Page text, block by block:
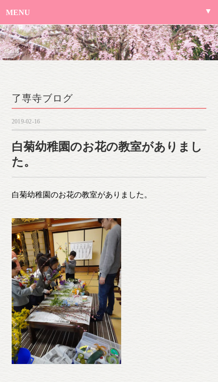
MENU
了専寺ブログ
2019-02-16
白菊幼稚園のお花の教室がありまし
た。
白菊幼稚園のお花の教室がありました。